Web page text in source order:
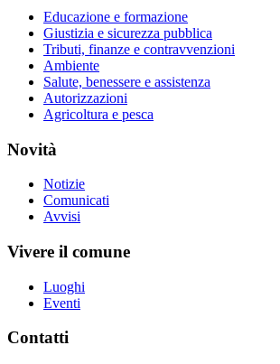
Educazione e formazione
Giustizia e sicurezza pubblica
Tributi, finanze e contravvenzioni
Ambiente
Salute, benessere e assistenza
Autorizzazioni
Agricoltura e pesca
Novità
Notizie
Comunicati
Avvisi
Vivere il comune
Luoghi
Eventi
Contatti